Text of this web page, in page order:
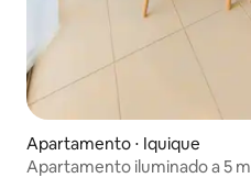
Apartamento ⋅ Iquique
Apartamento iluminado a 5